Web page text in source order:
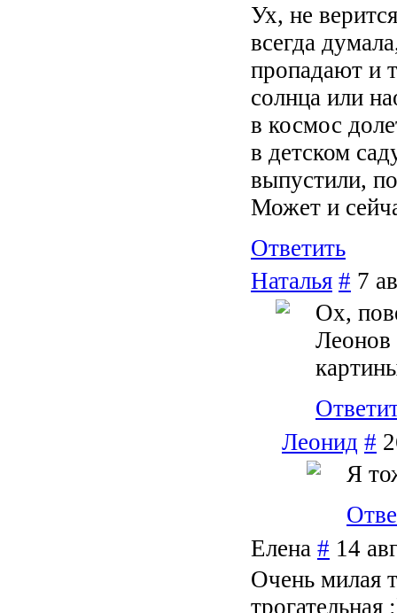
Ух, не
всегда
пропадают и
солнца или
в космос
в детском
выпустили,
Может и
Ответить
Наталья # 7
Ох,
Леонов
Леонид #
Я
Елена # 14
Очень милая